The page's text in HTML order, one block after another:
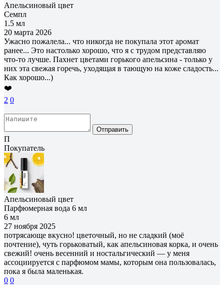
Апельсиновый цвет
Семпл
1.5 мл
20 марта 2026
Ужасно пожалела... что никогда не покупала этот аромат
ранее... Это настолько хорошо, что я с трудом представляю
что-то лучше. Пахнет цветами горького апельсина - только у
них эта свежая горечь, уходящая в тающую на коже сладость...
Как хорошо...)
❤️
2 0
Отправить
П
Покупатель
Апельсиновый цвет
Парфюмерная вода 6 мл
6 мл
27 ноября 2025
потрясающе вкусно! цветочный, но не сладкий (моё
почтение), чуть горьковатый, как апельсиновая корка, и очень
свежий! очень весенний и ностальгический — у меня
ассоциируется с парфюмом мамы, которым она пользовалась,
пока я была маленькая.
0 0